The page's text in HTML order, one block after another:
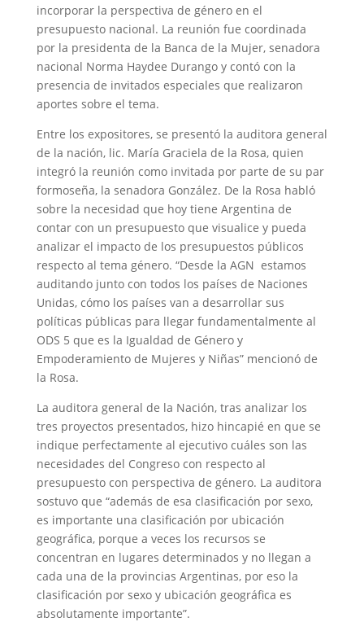
incorporar la perspectiva de género en el
presupuesto nacional. La reunión fue coordinada
por la presidenta de la Banca de la Mujer, senadora
nacional Norma Haydee Durango y contó con la
presencia de invitados especiales que realizaron
aportes sobre el tema.
Entre los expositores, se presentó la auditora general
de la nación, lic. María Graciela de la Rosa, quien
integró la reunión como invitada por parte de su par
formoseña, la senadora González. De la Rosa habló
sobre la necesidad que hoy tiene Argentina de
contar con un presupuesto que visualice y pueda
analizar el impacto de los presupuestos públicos
respecto al tema género. “Desde la AGN estamos
auditando junto con todos los países de Naciones
Unidas, cómo los países van a desarrollar sus
políticas públicas para llegar fundamentalmente al
ODS 5 que es la Igualdad de Género y
Empoderamiento de Mujeres y Niñas” mencionó de
la Rosa.
La auditora general de la Nación, tras analizar los
tres proyectos presentados, hizo hincapié en que se
indique perfectamente al ejecutivo cuáles son las
necesidades del Congreso con respecto al
presupuesto con perspectiva de género. La auditora
sostuvo que “además de esa clasificación por sexo,
es importante una clasificación por ubicación
geográfica, porque a veces los recursos se
concentran en lugares determinados y no llegan a
cada una de la provincias Argentinas, por eso la
clasificación por sexo y ubicación geográfica es
absolutamente importante”.